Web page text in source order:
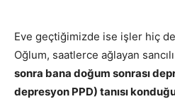
Eve geçtiğimizde ise işler hiç
Oğlum, saatlerce ağlayan
sonra bana doğum sonrası
depresyon PPD) tanısı